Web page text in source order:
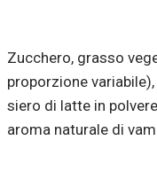
Zucchero, grasso
proporzione
siero di latte in
aroma naturale di